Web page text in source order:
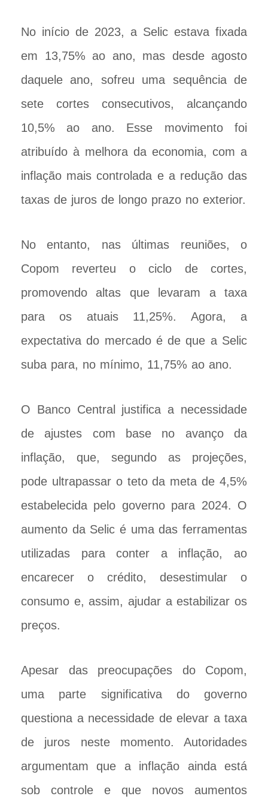
No início de 2023, a Selic estava fixada
em 13,75% ao ano, mas desde agosto
daquele ano, sofreu uma sequência de
sete cortes consecutivos, alcançando
10,5% ao ano. Esse movimento foi
atribuído à melhora da economia, com a
inflação mais controlada e a redução das
taxas de juros de longo prazo no exterior.
No entanto, nas últimas reuniões, o
Copom reverteu o ciclo de cortes,
promovendo altas que levaram a taxa
para os atuais 11,25%. Agora, a
expectativa do mercado é de que a Selic
suba para, no mínimo, 11,75% ao ano.
O Banco Central justifica a necessidade
de ajustes com base no avanço da
inflação, que, segundo as projeções,
pode ultrapassar o teto da meta de 4,5%
estabelecida pelo governo para 2024. O
aumento da Selic é uma das ferramentas
utilizadas para conter a inflação, ao
encarecer o crédito, desestimular o
consumo e, assim, ajudar a estabilizar os
preços.
Apesar das preocupações do Copom,
uma parte significativa do governo
questiona a necessidade de elevar a taxa
de juros neste momento. Autoridades
argumentam que a inflação ainda está
sob controle e que novos aumentos